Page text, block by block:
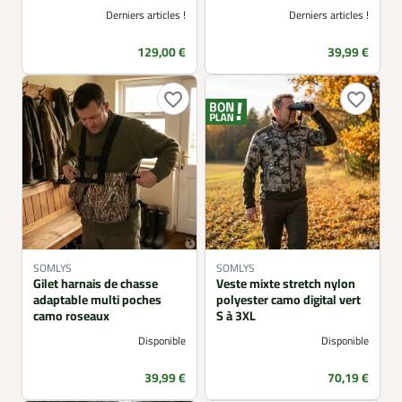
Derniers articles !
Prix
129,00 €
Derniers articles !
Prix
39,99 €
favorite_border
SOMLYS
Gilet harnais de chasse
adaptable multi poches
camo roseaux
Disponible
Prix
39,99 €
favorite_border
SOMLYS
Veste mixte stretch nylon
polyester camo digital vert
S à 3XL
Disponible
Prix
70,19 €